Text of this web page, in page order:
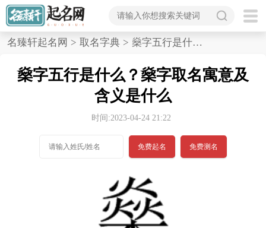
首
宝
名臻轩起名网 > 取名字典 > 燊字五行是什么,燊字取名寓意及含义是什么
燊字五行是什么？燊字取名寓意及
含义是什么
时间:2023-04-24 21:22
免费起名 免费测名